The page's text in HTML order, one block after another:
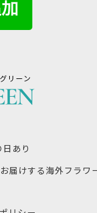
あり
けする海外フラワ